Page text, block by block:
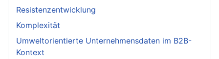
Resistenzentwicklung
Komplexität
Umweltorientierte Unternehmensdaten im B2B-
Kontext